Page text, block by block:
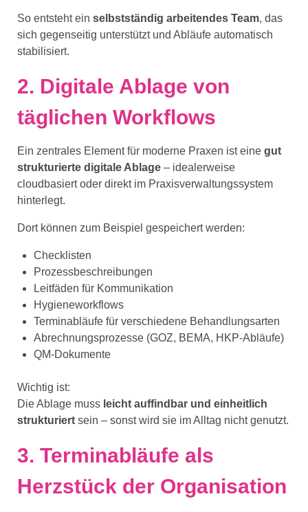
So entsteht ein selbstständig arbeitendes Team, das
sich gegenseitig unterstützt und Abläufe automatisch
stabilisiert.
2. Digitale Ablage von
täglichen Workflows
Ein zentrales Element für moderne Praxen ist eine gut
strukturierte digitale Ablage – idealerweise
cloudbasiert oder direkt im Praxisverwaltungssystem
hinterlegt.
Dort können zum Beispiel gespeichert werden:
Checklisten
Prozessbeschreibungen
Leitfäden für Kommunikation
Hygieneworkflows
Terminabläufe für verschiedene Behandlungsarten
Abrechnungsprozesse (GOZ, BEMA, HKP-Abläufe)
QM-Dokumente
Wichtig ist:
Die Ablage muss leicht auffindbar und einheitlich
strukturiert sein – sonst wird sie im Alltag nicht genutzt.
3. Terminabläufe als
Herzstück der Organisation